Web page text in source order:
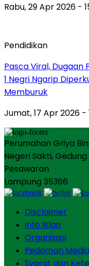
Rabu, 29 Apr 2026 -
Pendidikan
Pasca Viral, Dugaan
1 Negri Ngarip
Memburuk
Jumat, 17 Apr 2026 -
Perumahan Griya
Negeri Sakti,
Pesawaran
Lampung 35366
Disclaimer
Info Iklan
Organisasi
Pedoman
Syarat dan